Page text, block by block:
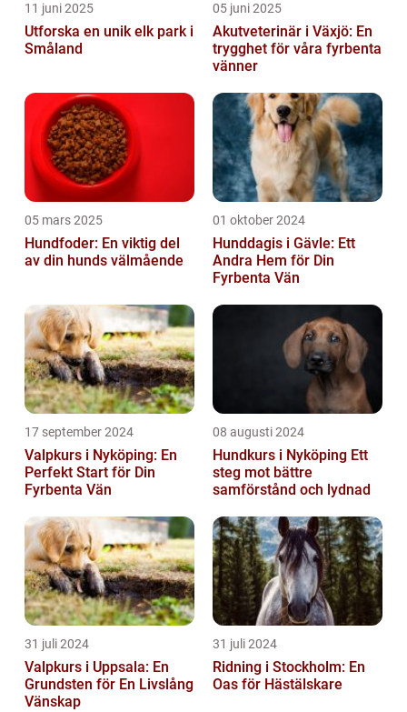
11 juni 2025
Utforska en unik elk park i
Småland
05 juni 2025
Akutveterinär i Växjö: En
trygghet för våra fyrbenta
vänner
05 mars 2025
Hundfoder: En viktig del
av din hunds välmående
01 oktober 2024
Hunddagis i Gävle: Ett
Andra Hem för Din
Fyrbenta Vän
17 september 2024
Valpkurs i Nyköping: En
Perfekt Start för Din
Fyrbenta Vän
08 augusti 2024
Hundkurs i Nyköping Ett
steg mot bättre
samförstånd och lydnad
31 juli 2024
Valpkurs i Uppsala: En
Grundsten för En Livslång
Vänskap
31 juli 2024
Ridning i Stockholm: En
Oas för Hästälskare